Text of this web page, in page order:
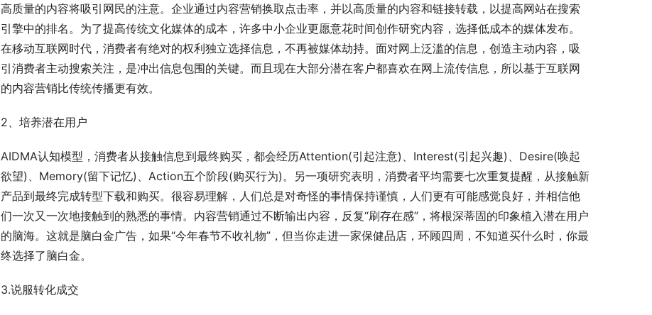
高质量的内容将吸引网民的注意。企业通过内容营销换取点击率，并以高质量的内容和链接转载，以提高网站在搜索
引擎中的排名。为了提高传统文化媒体的成本，许多中小企业更愿意花时间创作研究内容，选择低成本的媒体发布。
在移动互联网时代，消费者有绝对的权利独立选择信息，不再被媒体劫持。面对网上泛滥的信息，创造主动内容，吸
引消费者主动搜索关注，是冲出信息包围的关键。而且现在大部分潜在客户都喜欢在网上流传信息，所以基于互联网
的内容营销比传统传播更有效。
2、培养潜在用户
AIDMA认知模型，消费者从接触信息到最终购买，都会经历Attention(引起注意)、Interest(引起兴趣)、Desire(唤起
欲望)、Memory(留下记忆)、Action五个阶段(购买行为)。另一项研究表明，消费者平均需要七次重复提醒，从接触新
产品到最终完成转型下载和购买。很容易理解，人们总是对奇怪的事情保持谨慎，人们更有可能感觉良好，并相信他
们一次又一次地接触到的熟悉的事情。内容营销通过不断输出内容，反复“刷存在感”，将根深蒂固的印象植入潜在用户
的脑海。这就是脑白金广告，如果“今年春节不收礼物”，但当你走进一家保健品店，环顾四周，不知道买什么时，你最
终选择了脑白金。
3.说服转化成交